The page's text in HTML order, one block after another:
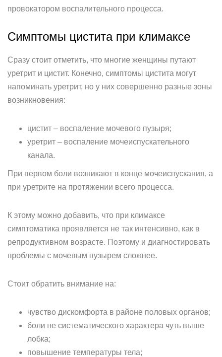
провокатором воспалительного процесса.
Симптомы цистита при климаксе
Сразу стоит отметить, что многие женщины путают
уретрит и цистит. Конечно, симптомы цистита могут
напоминать уретрит, но у них совершенно разные зоны
возникновения:
цистит – воспаление мочевого пузыря;
уретрит – воспаление мочеиспускательного
канала.
При первом боли возникают в конце мочеиспускания, а
при уретрите на протяжении всего процесса.
К этому можно добавить, что при климаксе
симптоматика проявляется не так интенсивно, как в
репродуктивном возрасте. Поэтому и диагностировать
проблемы с мочевым пузырем сложнее.
Стоит обратить внимание на:
чувство дискомфорта в районе половых органов;
боли не систематического характера чуть выше
лобка;
повышение температуры тела;